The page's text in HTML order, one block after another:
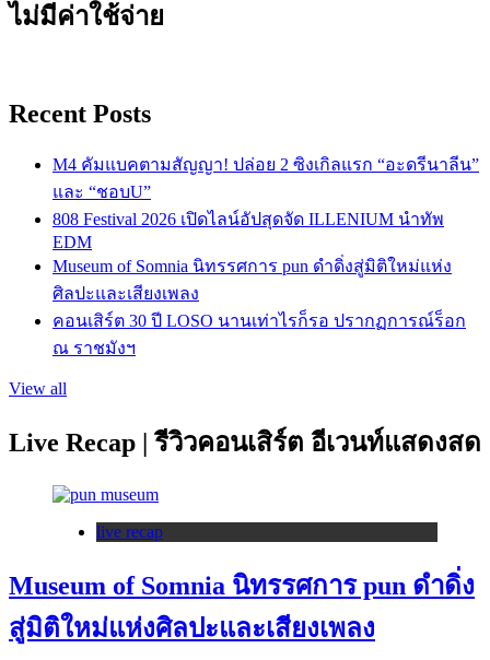
ไม่มีค่าใช้จ่าย
Recent Posts
M4 คัมแบคตามสัญญา! ปล่อย 2 ซิงเกิลแรก “อะดรีนาลีน”
และ “ชอบU”
808 Festival 2026 เปิดไลน์อัปสุดจัด ILLENIUM นำทัพ
EDM
Museum of Somnia นิทรรศการ pun ดำดิ่งสู่มิติใหม่แห่ง
ศิลปะและเสียงเพลง
คอนเสิร์ต 30 ปี LOSO นานเท่าไรก็รอ ปรากฏการณ์ร็อก
ณ ราชมังฯ
View all
Live Recap | รีวิวคอนเสิร์ต อีเวนท์แสดงสด
live recap
Museum of Somnia นิทรรศการ pun ดำดิ่ง
สู่มิติใหม่แห่งศิลปะและเสียงเพลง